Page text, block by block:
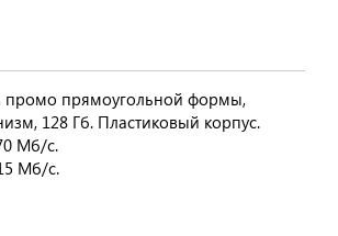
промо прямоугольной формы,
128 Гб. Пластиковый корпус.
Мб/c.
Мб/c.